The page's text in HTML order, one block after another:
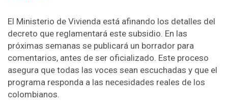
El Ministerio de Vivienda está afinando los detalles del
decreto que reglamentará este subsidio. En las
próximas semanas se publicará un borrador para
comentarios, antes de ser oficializado. Este proceso
asegura que todas las voces sean escuchadas y que el
programa responda a las necesidades reales de los
colombianos.